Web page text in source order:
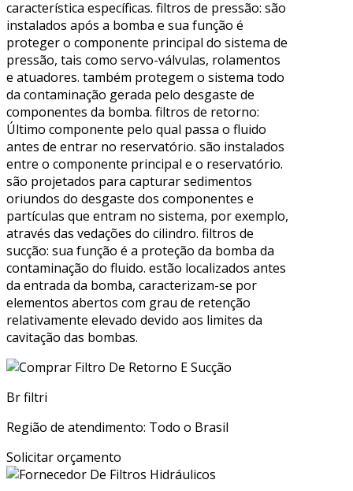
característica específicas. filtros de pressão: são
instalados após a bomba e sua função é
proteger o componente principal do sistema de
pressão, tais como servo-válvulas, rolamentos
e atuadores. também protegem o sistema todo
da contaminação gerada pelo desgaste de
componentes da bomba. filtros de retorno:
Último componente pelo qual passa o fluido
antes de entrar no reservatório. são instalados
entre o componente principal e o reservatório.
são projetados para capturar sedimentos
oriundos do desgaste dos componentes e
partículas que entram no sistema, por exemplo,
através das vedações do cilindro. filtros de
sucção: sua função é a proteção da bomba da
contaminação do fluido. estão localizados antes
da entrada da bomba, caracterizam-se por
elementos abertos com grau de retenção
relativamente elevado devido aos limites da
cavitação das bombas.
Br filtri
Região de atendimento: Todo o Brasil
Solicitar orçamento